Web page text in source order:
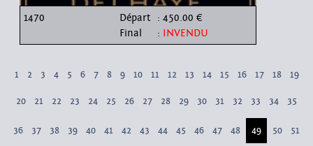
1470 Départ : 450.00 €
Final
: INVENDU
1 2 3 4 5 6 7 8 9 10 11 12 13 14 15 16 17 18 19
20 21 22 23 24 25 26 27 28 29 30 31 32 33 34 35
36 37 38 39 40 41 42 43 44 45 46 47 48 49 50 51